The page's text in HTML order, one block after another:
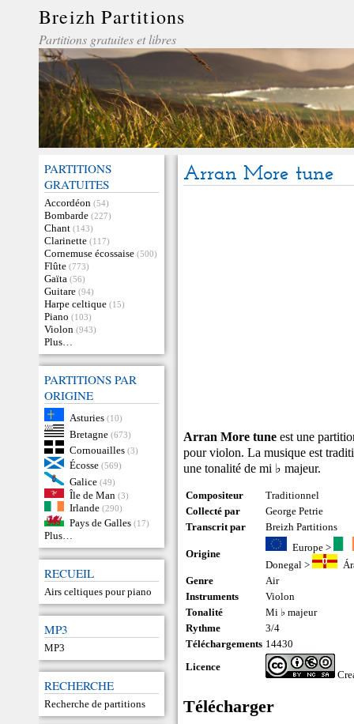
Breizh Partitions
Partitions gratuites et libres
PARTITIONS
GRATUITES
Accordéon (54)
Bombarde (227)
Chant (143)
Clarinette (117)
Cornemuse écossaise (500)
Flûte (773)
Gaïta (56)
Guitare (94)
Harpe celtique (15)
Piano (103)
Violon (943)
Plus…
PARTITIONS PAR
ORIGINE
Asturies (10)
Bretagne (673)
Cornouailles (3)
Écosse (569)
Galice (49)
Île de Man (3)
Irlande (290)
Pays de Galles (17)
Plus…
RECUEIL
Airs celtiques pour piano
MP3
MP3
RECHERCHE
Recherche de partitions
Arran More tune
Arran More tune est une
pour violon. La musique est
une tonalité de mi ♭ majeur.
Compositeur
Traditionnel
Collecté par
George Petrie
Transcrit par
Breizh Partitions
Origine
Europe>
Donegal >
Genre
Air
Instruments
Violon
Tonalité
Mi ♭ majeur
Rythme
3/4
Téléchargements 14430
Licence
Télécharger